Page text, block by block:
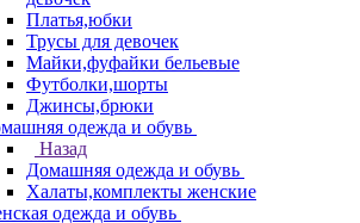
Платья,юбки
Трусы для девочек
Майки,фуфайки бельевые
Футболки,шорты
Джинсы,брюки
одежда и обувь
Назад
Домашняя одежда и обувь
Халаты,комплекты женские
одежда и обувь